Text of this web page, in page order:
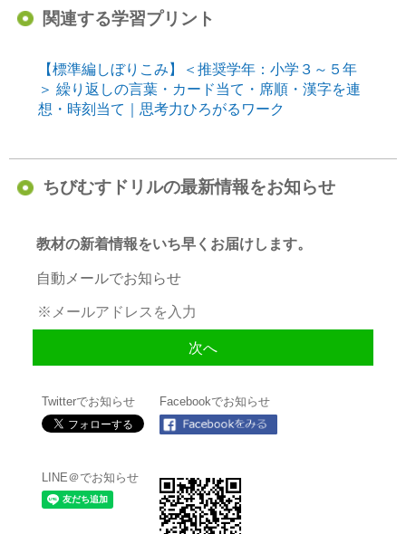
関連する学習プリント
【標準編しぼりこみ】＜推奨学年：小学３～５年
＞ 繰り返しの言葉・カード当て・席順・漢字を連
想・時刻当て｜思考力ひろがるワーク
ちびむすドリルの最新情報をお知らせ
教材の新着情報をいち早くお届けします。
自動メールでお知らせ
Twitterでお知らせ Facebookでお知らせ
LINE＠でお知らせ